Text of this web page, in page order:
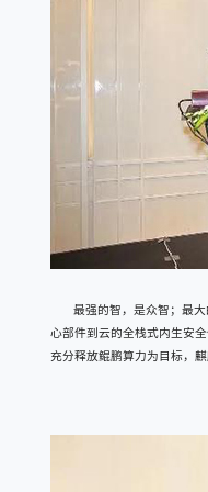
最强的智，是众智；最
心部件到云的全栈式内生安
充分释放鲲鹏算力为目标，